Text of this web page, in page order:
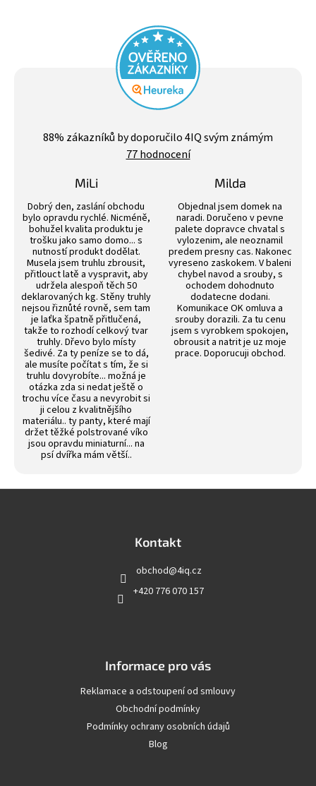
hodnocení
obchodu
je
hvězdiček.
88% zákazníků by doporučilo 4IQ svým známým
77 hodnocení
MiLi
Hodnocení obchodu je 3 z 5 hvězdiček.
Dobrý den, zaslání obchodu
bylo opravdu rychlé. Nicméně,
bohužel kvalita produktu je
trošku jako samo domo... s
nutností produkt dodělat.
Musela jsem truhlu zbrousit,
přitlouct latě a vyspravit, aby
udržela alespoň těch 50
deklarovaných kg. Stěny truhly
nejsou řiznůté rovně, sem tam
je laťka špatně přitlučená,
takže to rozhodí celkový tvar
truhly. Dřevo bylo místy
šedivé. Za ty peníze se to dá,
ale musíte počítat s tím, že si
truhlu dovyrobíte... možná je
otázka zda si nedat ještě o
trochu více času a nevyrobit si
ji celou z kvalitnějšího
materiálu.. ty panty, které mají
držet těžké polstrované víko
jsou opravdu miniaturní... na
psí dvířka mám větší..
Milda
Objednal jsem domek na
naradi. Doručeno v pevne
palete dopravce chvatal s
vylozenim, ale neoznamil
predem presny cas. Nakonec
vyreseno zaskokem. V baleni
chybel navod a srouby, s
ochodem dohodnuto
dodatecne dodani.
Komunikace OK omluva a
srouby dorazili. Za tu cenu
jsem s vyrobkem spokojen,
obrousit a natrit je uz moje
prace. Doporucuji obchod.
Kontakt
obchod@4iq.cz
+420 776 070 157
Informace pro vás
Reklamace a odstoupení od smlouvy
Obchodní podmínky
Podmínky ochrany osobních údajů
Blog